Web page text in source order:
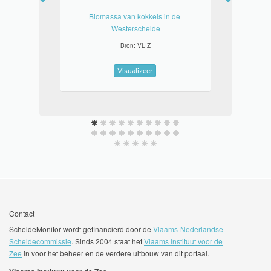
Biomassa van kokkels in de
Westerschelde
Bron: VLIZ
Visualizeer
Contact
ScheldeMonitor wordt gefinancierd door de Vlaams-Nederlandse
Scheldecommissie. Sinds 2004 staat hetVlaams Instituut voor de
Zee in voor het beheer en de verdere uitbouw van dit portaal.